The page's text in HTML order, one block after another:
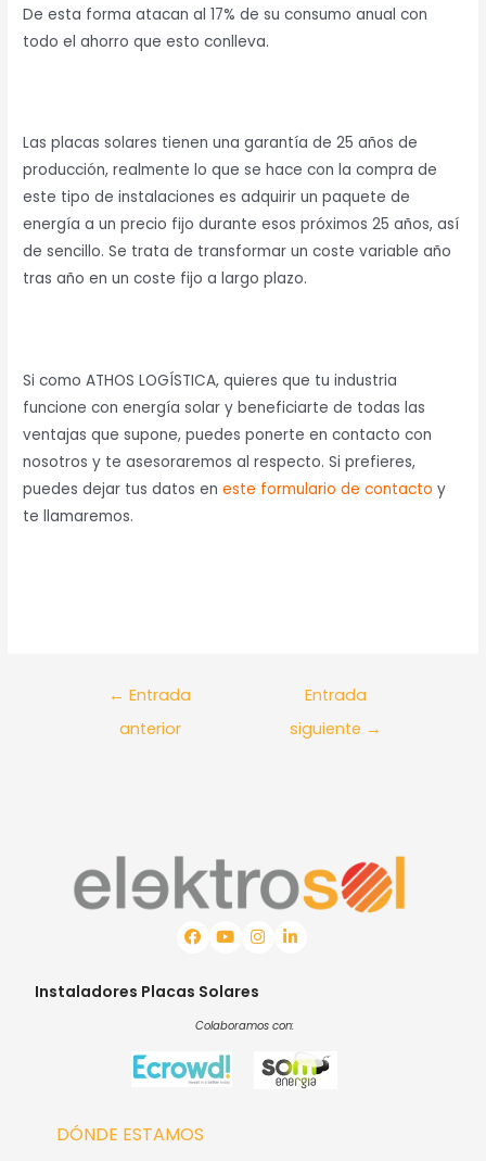
De esta forma atacan al 17% de su consumo anual con
todo el ahorro que esto conlleva.
Las placas solares tienen una garantía de 25 años de
producción, realmente lo que se hace con la compra de
este tipo de instalaciones es adquirir un paquete de
energía a un precio fijo durante esos próximos 25 años, así
de sencillo. Se trata de transformar un coste variable año
tras año en un coste fijo a largo plazo.
Si como ATHOS LOGÍSTICA, quieres que tu industria
funcione con energía solar y beneficiarte de todas las
ventajas que supone, puedes ponerte en contacto con
nosotros y te asesoraremos al respecto. Si prefieres,
puedes dejar tus datos en este formulario de contactoy
te llamaremos.
← Entrada
anterior
Entrada
siguiente →
Instaladores Placas Solares
Colaboramos con:
DÓNDE ESTAMOS